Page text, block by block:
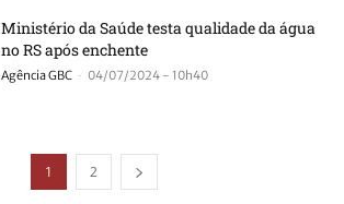
Ministério da Saúde testa qualidade da água
no RS após enchente
Agência GBC - 04/07/2024 - 10h40
1 2